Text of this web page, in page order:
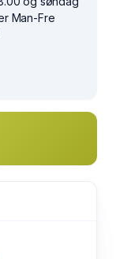
Man-Fre